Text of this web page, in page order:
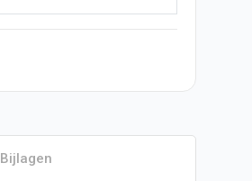
Bijlagen